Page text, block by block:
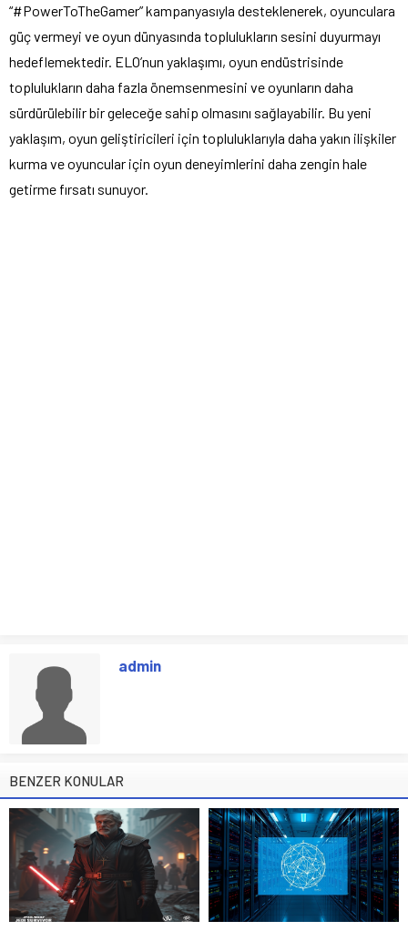
“#PowerToTheGamer” kampanyasıyla desteklenerek, oyunculara
güç vermeyi ve oyun dünyasında toplulukların sesini duyurmayı
hedeflemektedir. ELO’nun yaklaşımı, oyun endüstrisinde
toplulukların daha fazla önemsenmesini ve oyunların daha
sürdürülebilir bir geleceğe sahip olmasını sağlayabilir. Bu yeni
yaklaşım, oyun geliştiricileri için topluluklarıyla daha yakın ilişkiler
kurma ve oyuncular için oyun deneyimlerini daha zengin hale
getirme fırsatı sunuyor.
admin
BENZER KONULAR